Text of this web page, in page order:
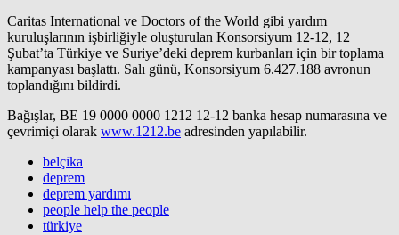
Caritas International ve Doctors of the World gibi yardım
kuruluşlarının işbirliğiyle oluşturulan Konsorsiyum 12-12, 12
Şubat’ta Türkiye ve Suriye’deki deprem kurbanları için bir toplama
kampanyası başlattı. Salı günü, Konsorsiyum 6.427.188 avronun
toplandığını bildirdi.
Bağışlar, BE 19 0000 0000 1212 12-12 banka hesap numarasına ve
çevrimiçi olarak www.1212.be adresinden yapılabilir.
belçika
deprem
deprem yardımı
people help the people
türkiye